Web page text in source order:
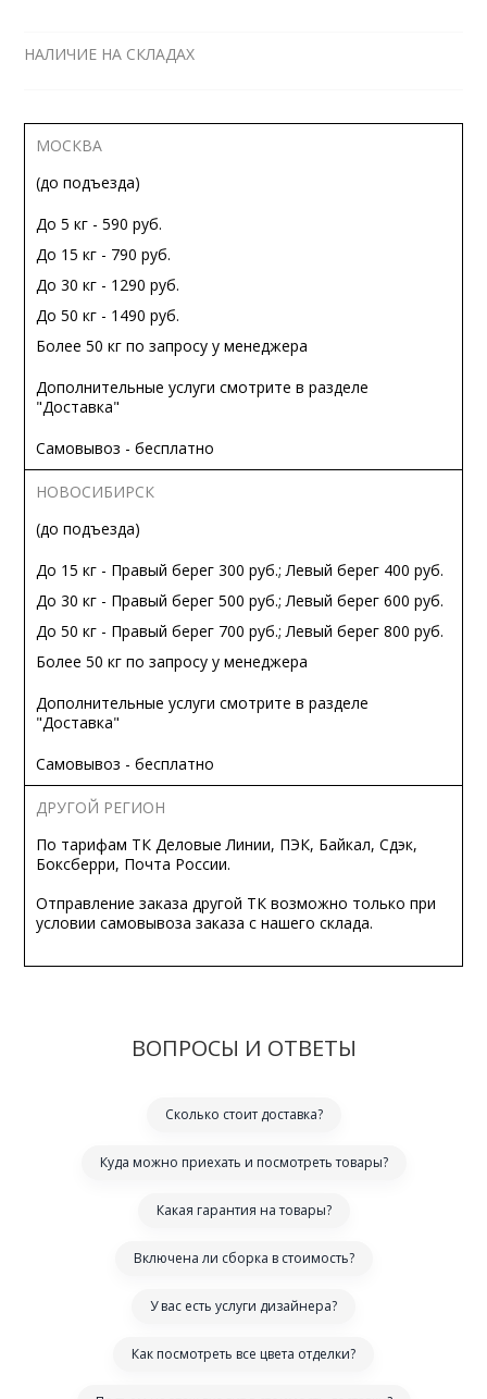
НАЛИЧИЕ НА СКЛАДАХ
МОСКВА
(до подъезда)
До 5 кг - 590 руб.
До 15 кг - 790 руб.
До 30 кг - 1290 руб.
До 50 кг - 1490 руб.
Более 50 кг по запросу у менеджера
Дополнительные услуги смотрите в разделе
"Доставка"
Самовывоз - бесплатно
НОВОСИБИРСК
(до подъезда)
До 15 кг - Правый берег 300 руб.; Левый берег 400 руб.
До 30 кг - Правый берег 500 руб.; Левый берег 600 руб.
До 50 кг - Правый берег 700 руб.; Левый берег 800 руб.
Более 50 кг по запросу у менеджера
Дополнительные услуги смотрите в разделе
"Доставка"
Самовывоз - бесплатно
ДРУГОЙ РЕГИОН
По тарифам ТК Деловые Линии, ПЭК, Байкал, Сдэк,
Боксберри, Почта России.
Отправление заказа другой ТК возможно только при
условии самовывоза заказа с нашего склада.
ВОПРОСЫ И ОТВЕТЫ
Сколько стоит доставка?
Куда можно приехать и посмотреть товары?
Какая гарантия на товары?
Включена ли сборка в стоимость?
У вас есть услуги дизайнера?
Как посмотреть все цвета отделки?